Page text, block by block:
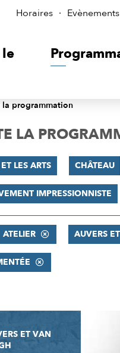
Horaires
programmation
LA
LES ARTS CHÂTEAU
IMPRESSIONNISTE
ATELIER AUVERS
ET VAN